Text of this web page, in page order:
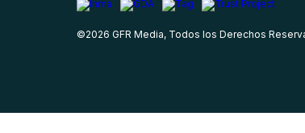
©2026 GFR Media, Todos los Derechos